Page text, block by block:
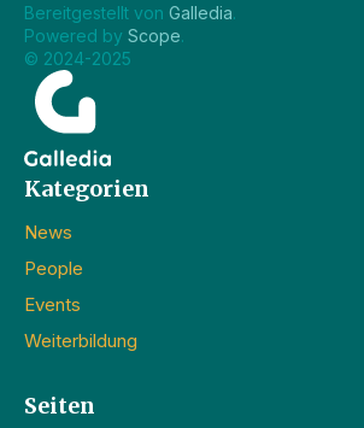
Bereitgestellt von Galledia.
Powered by Scope.
© 2024-2025
Kategorien
News
People
Events
Weiterbildung
Seiten